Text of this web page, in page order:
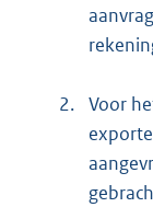
2. Voor